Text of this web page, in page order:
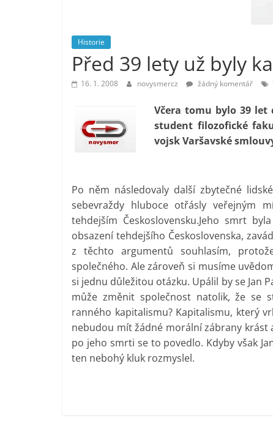
Historie
Před 39 lety už byly
16. 1. 2008 novysmercz žádný komentář
Včera tomu bylo 39 let
student filozofické
vojsk Varšavské
Po něm následovaly další zbytečné
sebevraždy hluboce otřásly veřejným
tehdejším Československu.Jeho smrt
obsazení tehdejšího Československa,
z těchto argumentů souhlasím,
společného. Ale zároveň si musíme
si jednu důležitou otázku. Upálil by se Jan
může změnit společnost natolik, že se
ranného kapitalismu? Kapitalismu, který
nebudou mít žádné morální zábrany
po jeho smrti se to povedlo. Kdyby však
ten nebohý kluk rozmyslel.